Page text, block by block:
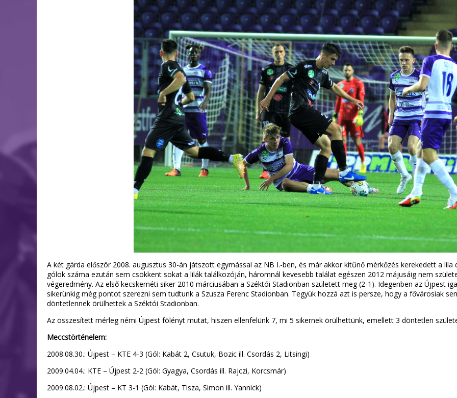
A két gárda először 2008. augusztus 30-án játszott egymással az NB I.-ben, és már akkor kitűnő mérkőzés kerekedett a lila
gólok száma ezután sem csökkent sokat a lilák találkozóján, háromnál kevesebb találat egészen 2012 májusáig nem
végeredmény. Az első kecskeméti siker 2010 márciusában a Széktói Stadionban született meg (2-1). Idegenben az Újpest
sikerünkig még pontot szerezni sem tudtunk a Szusza Ferenc Stadionban. Tegyük hozzá azt is persze, hogy a fővárosiak
döntetlennek örülhettek a Széktói Stadionban.
Az összesített mérleg némi Újpest fölényt mutat, hiszen ellenfelünk 7, mi 5 sikernek örülhettünk, emellett 3 döntetlen
Meccstörténelem:
2008.08.30.: Újpest – KTE 4-3 (Gól: Kabát 2, Csutuk, Bozic ill. Csordás 2, Litsingi)
2009.04.04.: KTE – Újpest 2-2 (Gól: Gyagya, Csordás ill. Rajczi, Korcsmár)
2009.08.02.: Újpest – KT 3-1 (Gól: Kabát, Tisza, Simon ill. Yannick)